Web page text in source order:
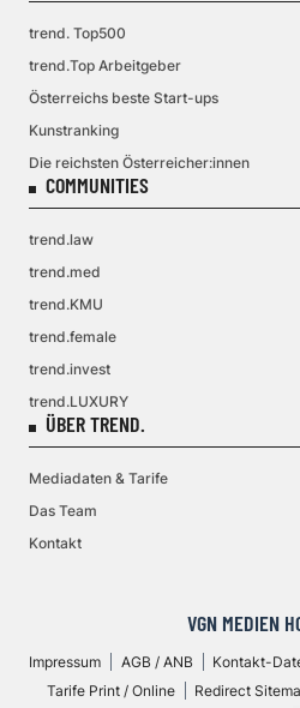
trend. Top500
trend.Top Arbeitgeber
Österreichs beste Start-ups
Kunstranking
Die reichsten Österreicher:innen
COMMUNITIES
trend.law
trend.med
trend.KMU
trend.female
trend.invest
trend.LUXURY
ÜBER TREND.
Mediadaten & Tarife
Das Team
Kontakt
VGN MEDIEN
Impressum AGB / ANB Kontakt-
Tarife Print / Online
Redirect